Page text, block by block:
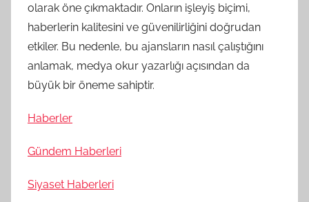
olarak öne çıkmaktadır. Onların işleyiş biçimi,
haberlerin kalitesini ve güvenilirliğini doğrudan
etkiler. Bu nedenle, bu ajansların nasıl çalıştığını
anlamak, medya okur yazarlığı açısından da
büyük bir öneme sahiptir.
Haberler
Gündem Haberleri
Siyaset Haberleri